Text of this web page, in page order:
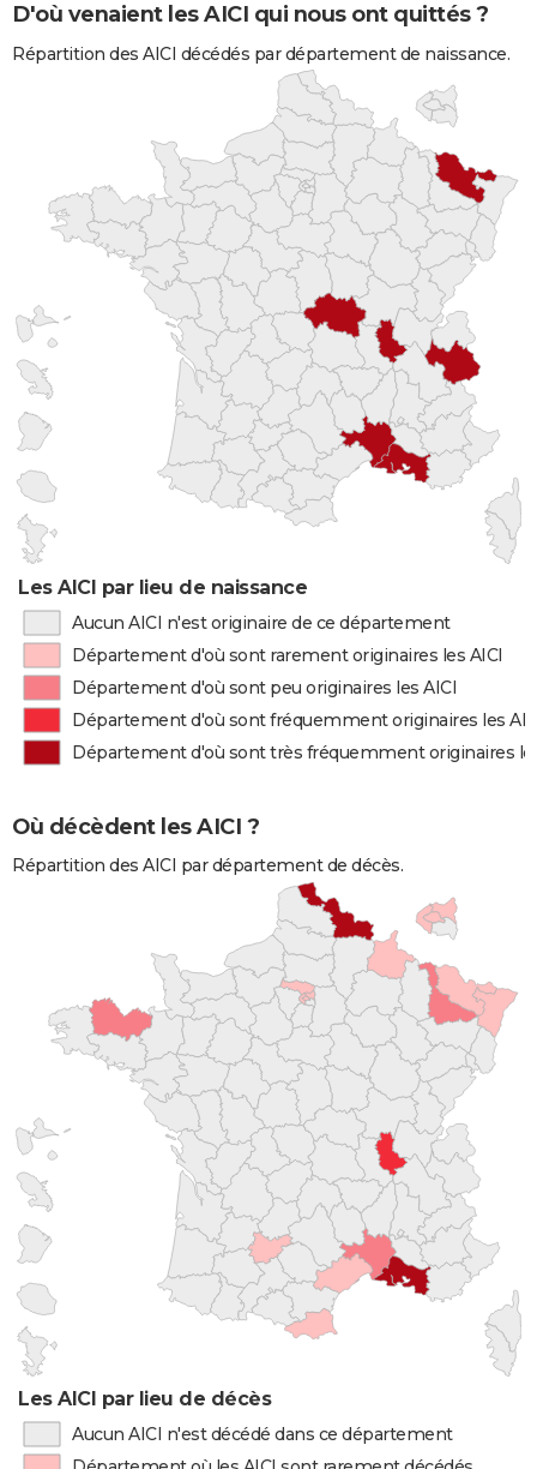
D'où venaient les AICI qui nous ont quittés ?
Répartition des AICI décédés par département de naissance.
Les AICI par lieu de naissance
Aucun AICI n'est originaire de ce département
Département d'où sont rarement originaires les AICI
Département d'où sont peu originaires les AICI
Département d'où sont fréquemment originaires les
Département d'où sont très fréquemment originaires
Où décèdent les AICI ?
Répartition des AICI par département de décès.
Les AICI par lieu de décès
Aucun AICI n'est décédé dans ce département